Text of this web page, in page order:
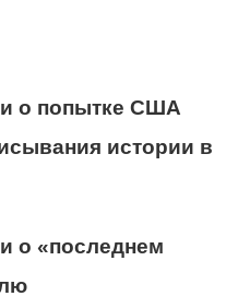
о попытке США
истории в
о «последнем